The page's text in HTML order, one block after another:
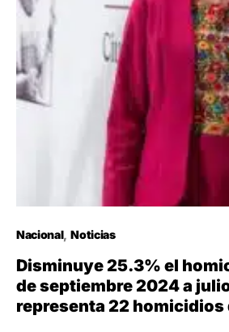
Nacional Noticias
Disminuye 25.3% el
de septiembre 2024 a
representa 22